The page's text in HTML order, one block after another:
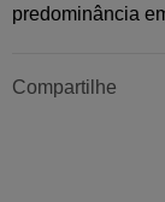
predominância
Compartilhe